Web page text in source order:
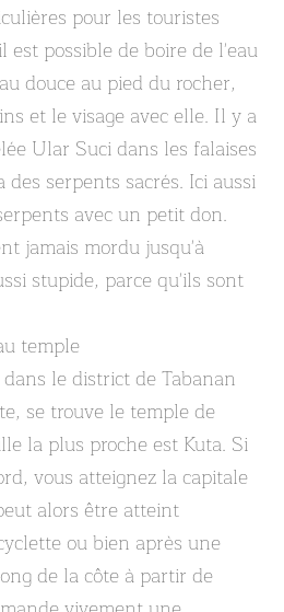
pour les touristes
possible de boire de l'eau
douce au pied du rocher,
et le visage avec elle. Il y a
Ular Suci dans les falaises
serpents sacrés. Ici aussi
avec un petit don.
jamais mordu jusqu'à
stupide, parce qu'ils sont
temple
le district de Tabanan
se trouve le temple de
la plus proche est Kuta. Si
vous atteignez la capitale
alors être atteint
ou bien après une
de la côte à partir de